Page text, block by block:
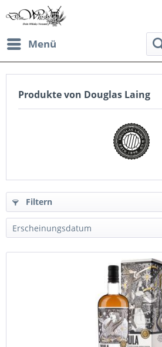
Menü
Produkte von Douglas Laing
Filtern